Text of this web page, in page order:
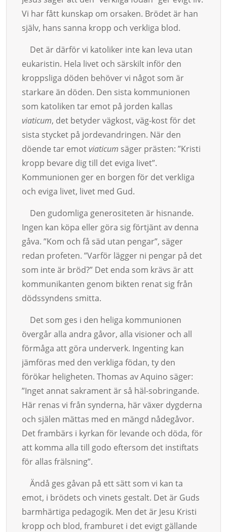
Vi har fått kunskap om orsaken. Brödet är han
själv, hans sanna kropp och verkliga blod.
Det är därför vi katoliker inte kan leva utan
eukaristin. Hela livet och särskilt inför den
kroppsliga döden behöver vi något som är
starkare än döden. Den sista kommunionen
som katoliken tar emot på jorden kallas
viaticum, det betyder vägkost, väg-kost för det
sista stycket på jorde­vandringen. När den
döende tar emotviaticum säger präs­ten: ”Kristi
kropp bevare dig till det eviga li­vet”.
Kommunionen ger en bor­gen för det verkliga
och eviga livet, livet med Gud.
Den gudomliga generositeten är hisnande.
Ingen kan köpa eller göra sig för­tjänt av denna
gåva. ”Kom och få säd utan pengar”, säger
redan profeten. ”Varför lägger ni pengar på det
som inte är bröd?” Det enda som krävs är att
kommunikanten genom bikten renat sig från
dödssyndens smitta.
Det som ges i den heliga kom­mu­­nionen
övergår alla andra gåvor, alla visioner och all
förmåga att göra under­verk. Ingen­ting kan
jämföras med den verkliga fö­dan, ty den
förökar heligheten. Thomas av Aquino säger:
”Inget annat sakrament är så häl-sobringande.
Här renas vi från synderna, här växer dygderna
och själen mättas med en mängd nådegåvor.
Det frambärs i kyrkan för levande och döda, för
att komma alla till godo eftersom det instiftats
för allas frälsning”.
Ändå ges gåvan på ett sätt som vi kan ta
emot, i brödets och vinets gestalt. Det är Guds
barmhärtig­a pedago­gik. Men det är Jesu Kristi
kropp och blod, framburet i det evigt gällande